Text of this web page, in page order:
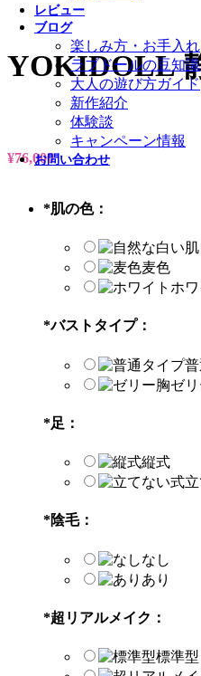
レビュー
ブログ
楽しみ方・お手入れ
ラブドールの豆知識
大人の遊び方ガイド
新作紹介
体験談
キャンペーン情報
お問い合わせ
YOKIDOLL
¥76,000
*肌の色：
麦色
ホワ
*バストタイプ：
ゼ
*足：
縦式
*陰毛：
なし
あり
*超リアルメイク：
標準型